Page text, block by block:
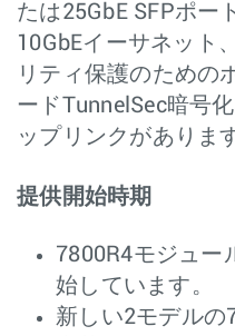
たは25GbE SFPポー
10GbEイーサネット
リティ保護のための
ードTunnelSec暗号
ップリンクがありま
提供開始時期
7800R4モジュー
始しています。
新しい2モデルの